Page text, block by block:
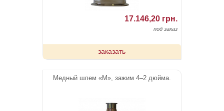
17.146,20 грн.
под заказ
заказать
Медный шлем «М», зажим 4–2 дюйма.